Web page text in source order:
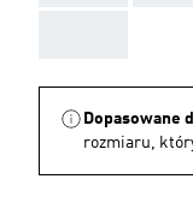
Dopasowane
rozmiaru,